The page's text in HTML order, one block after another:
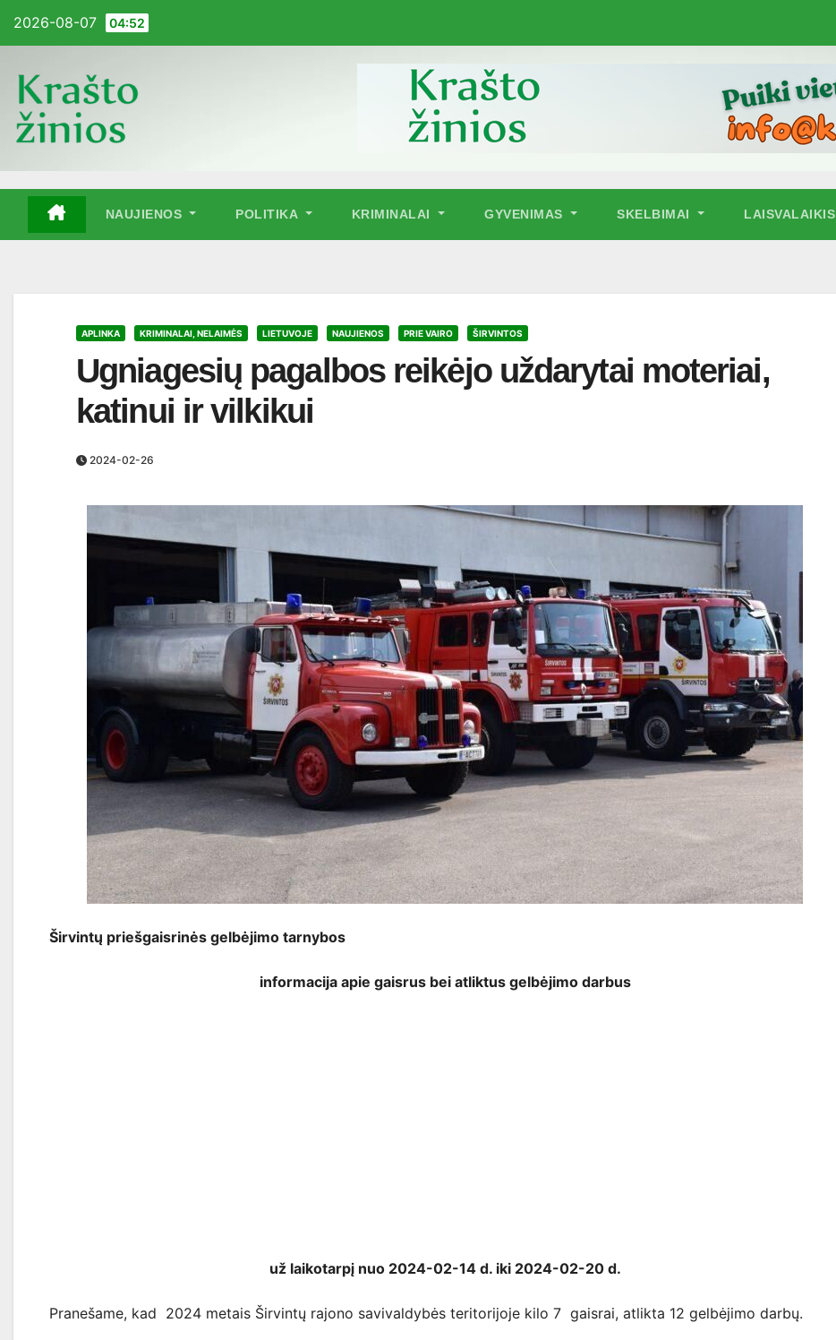
2026-08-07 04:52
NAUJIENOS POLITIKA KRIMINALAI GYVENIMAS SKELBIMAI LAISVALAIKIS
APLINKA KRIMINALAI, NELAIMĖS LIETUVOJE NAUJIENOS PRIE VAIRO ŠIRVINTOS
Ugniagesių pagalbos reikėjo uždarytai moteriai,
katinui ir vilkikui
2024-02-26
Širvintų priešgaisrinės gelbėjimo tarnybos
informacija apie gaisrus bei atliktus gelbėjimo darbus
už laikotarpį nuo 2024-02-14 d. iki 2024-02-20 d.
Pranešame, kad 2024 metais Širvintų rajono savivaldybės teritorijoje kilo 7 gaisrai, atlikta 12 gelbėjimo darbų.